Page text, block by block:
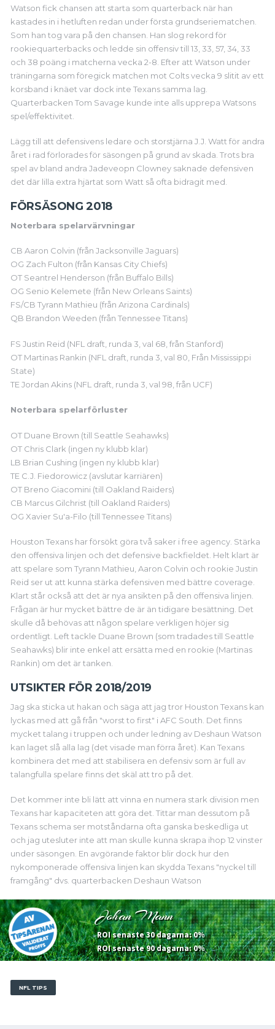
Watson fick chansen att starta som quarterback när han
kastades in i hetluften redan under första grundseriematchen.
Som han tog vara på den chansen. Han slog rekord för
rookiequarterbacks och ledde sin offensiv till 13, 33, 57, 34, 33
och 38 poäng i matcherna vecka 2-8. Efter att Watson under
träningarna som föregick matchen mot Colts vecka 9 slitit av ett
korsband i knäet var dock inte Texans samma lag.
Quarterbacken Tom Savage kunde inte alls upprepa Watsons
spel/effektivitet.
Lägg till att defensivens ledare och storstjärna J.J. Watt för andra
året i rad förlorades för säsongen på grund av skada. Trots bra
spel av bland andra Jadeveopn Clowney saknade defensiven
det där lilla extra hjärtat som Watt så ofta bidragit med.
FÖRSÄSONG 2018
Noterbara spelarvärvningar
CB Aaron Colvin (från Jacksonville Jaguars)
OG Zach Fulton (från Kansas City Chiefs)
OT Seantrel Henderson (från Buffalo Bills)
OG Senio Kelemete (från New Orleans Saints)
FS/CB Tyrann Mathieu (från Arizona Cardinals)
QB Brandon Weeden (från Tennessee Titans)
FS Justin Reid (NFL draft, runda 3, val 68, från Stanford)
OT Martinas Rankin (NFL draft, runda 3, val 80, Från Mississippi
State)
TE Jordan Akins (NFL draft, runda 3, val 98, från UCF)
Noterbara spelarförluster
OT Duane Brown (till Seattle Seahawks)
OT Chris Clark (ingen ny klubb klar)
LB Brian Cushing (ingen ny klubb klar)
TE C.J. Fiedorowicz (avslutar karriären)
OT Breno Giacomini (till Oakland Raiders)
CB Marcus Gilchrist (till Oakland Raiders)
OG Xavier Su'a-Filo (till Tennessee Titans)
Houston Texans har försökt göra två saker i free agency. Stärka
den offensiva linjen och det defensive backfieldet. Helt klart är
att spelare som Tyrann Mathieu, Aaron Colvin och rookie Justin
Reid ser ut att kunna stärka defensiven med bättre coverage.
Klart står också att det är nya ansikten på den offensiva linjen.
Frågan är hur mycket bättre de är än tidigare besättning. Det
skulle då behövas att någon spelare verkligen höjer sig
ordentligt. Left tackle Duane Brown (som tradades till Seattle
Seahawks) blir inte enkel att ersätta med en rookie (Martinas
Rankin) om det är tanken.
UTSIKTER FÖR 2018/2019
Jag ska sticka ut hakan och säga att jag tror Houston Texans kan
lyckas med att gå från "worst to first" i AFC South. Det finns
mycket talang i truppen och under ledning av Deshaun Watson
kan laget slå alla lag (det visade man förra året). Kan Texans
kombinera det med att stabilisera en defensiv som är full av
talangfulla spelare finns det skäl att tro på det.
Det kommer inte bli lätt att vinna en numera stark division men
Texans har kapaciteten att göra det. Tittar man dessutom på
Texans schema ser motståndarna ofta ganska beskedliga ut
och jag utesluter inte att man skulle kunna skrapa ihop 12 vinster
under säsongen. En avgörande faktor blir dock hur den
nykomponerade offensiva linjen kan skydda Texans "nyckel till
framgång" dvs. quarterbacken Deshaun Watson
Johan Mann
ROI senaste 30 dagarna: 0%
ROI senaste 90 dagarna: 0%
NFL TIPS